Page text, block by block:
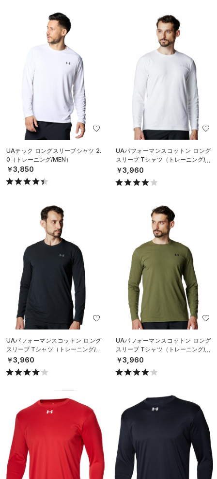
UAテック ロングスリーブシャツ 2.
0（トレーニング/MEN）
￥3,850
UAパフォーマンスコットン ロング
スリーブ Tシャツ（トレーニング/M
EN）
￥3,960
UAパフォーマンスコットン ロング
スリーブ Tシャツ（トレーニング/M
EN）
￥3,960
UAパフォーマンスコットン ロング
スリーブ Tシャツ（トレーニング/M
EN）
￥3,960